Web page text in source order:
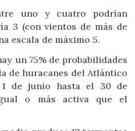
uno y cuatro podrían
3 (con vientos de más de
escala de máximo 5.
un 75% de probabilidades
de huracanes del Atlántico
de junio hasta el 30 de
o más activa que el